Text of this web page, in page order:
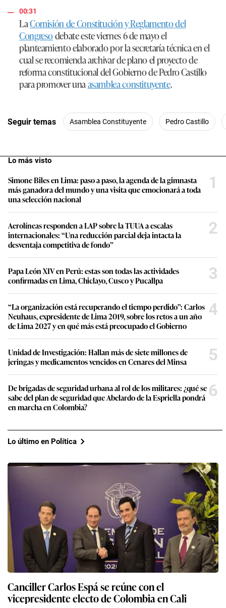
00:31
LaComisión de Constitución y Reglamento del
Congresodebate este viernes 6 de mayo el
planteamiento elaborado por la secretaría técnica en el
cual se recomienda archivar de plano el proyecto de
reforma constitucional del Gobierno de Pedro Castillo
para promover unaasamblea constituyente.
Seguir temas Asamblea Constituyente Pedro Castillo
Lo más visto
Simone Biles en Lima: paso a paso, la agenda de la gimnasta
más ganadora del mundo y una visita que emocionará a toda
una selección nacional
1
Aerolíneas responden a LAP sobre la TUUA a escalas
internacionales: “Una reducción parcial deja intacta la
desventaja competitiva de fondo”
2
Papa León XIV en Perú: estas son todas las actividades
confirmadas en Lima, Chiclayo, Cusco y Pucallpa
3
“La organización está recuperando el tiempo perdido”: Carlos
Neuhaus, expresidente de Lima 2019, sobre los retos a un año
de Lima 2027 y en qué más está preocupado el Gobierno
4
Unidad de Investigación: Hallan más de siete millones de
jeringas y medicamentos vencidos en Cenares del Minsa
5
De brigadas de seguridad urbana al rol de los militares: ¿qué se
sabe del plan de seguridad que Abelardo de la Espriella pondrá
en marcha en Colombia?
6
Lo último en Política
Canciller Carlos Espá se reúne con el
vicepresidente electo de Colombia en Cali